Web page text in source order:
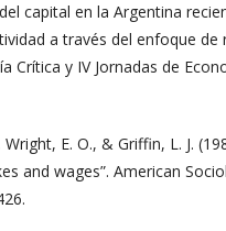
capital en la Argentina
a través del enfoque de
Crítica y IV Jornadas de
E. O., & Griffin, L. J.
and wages”. American